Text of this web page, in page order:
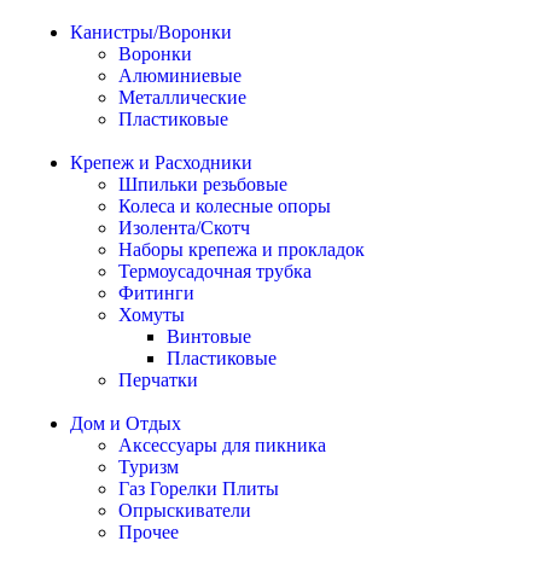
Канистры/Воронки
Воронки
Алюминиевые
Металлические
Пластиковые
Крепеж и Расходники
Шпильки резьбовые
Колеса и колесные опоры
Изолента/Скотч
Наборы крепежа и прокладок
Термоусадочная трубка
Фитинги
Хомуты
Винтовые
Пластиковые
Перчатки
Дом и Отдых
Аксессуары для пикника
Туризм
Газ Горелки Плиты
Опрыскиватели
Прочее